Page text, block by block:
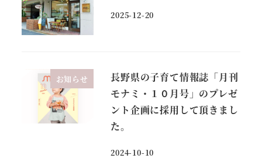
投稿日
2025-12-20
お知らせ
長野県の子育て情報誌「月刊
モナミ・１０月号」のプレゼ
ント企画に採用して頂きまし
た。
投稿日
2024-10-10